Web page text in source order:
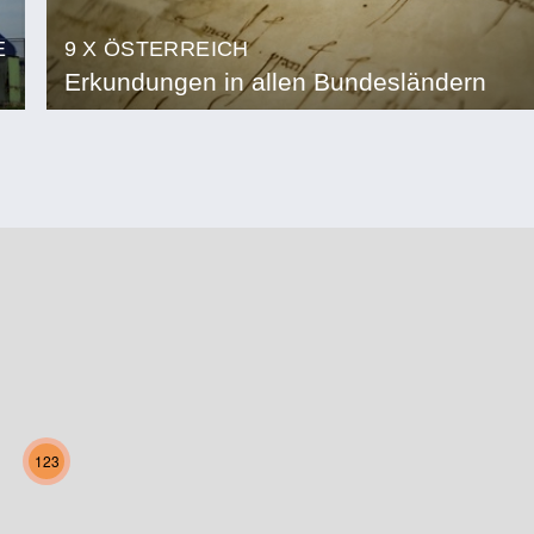
9 X ÖSTERREICH
Erkundungen in allen Bundesländern
123